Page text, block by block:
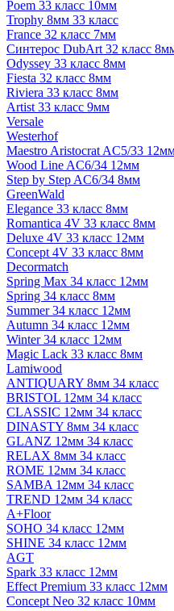
Poem 33 класс 10мм
Trophy 8мм 33 класс
France 32 класс 7мм
Синтерос DubArt 32 класс
Odyssey 33 класс 8мм
Fiesta 32 класс 8мм
Riviera 33 класс 8мм
Artist 33 класс 9мм
Versale
Westerhof
Maestro Aristocrat AC5/33
Wood Line AC6/34 12мм
Step by Step AC6/34 8мм
GreenWald
Elegance 33 класс 8мм
Romantica 4V 33 класс 8мм
Deluxe 4V 33 класс 12мм
Concept 4V 33 класс 8мм
Decormatch
Spring Max 34 класс 12мм
Spring 34 класс 8мм
Summer 34 класс 12мм
Autumn 34 класс 12мм
Winter 34 класс 12мм
Magic Lack 33 класс 8мм
Lamiwood
ANTIQUARY 8мм 34 класс
BRISTOL 12мм 34 класс
CLASSIC 12мм 34 класс
DINASTY 8мм 34 класс
GLANZ 12мм 34 класс
RELAX 8мм 34 класс
ROME 12мм 34 класс
SAMBA 12мм 34 класс
TREND 12мм 34 класс
A+Floor
SOHO 34 класс 12мм
SHINE 34 класс 12мм
AGT
Spark 33 класс 12мм
Effect Premium 33 класс 12мм
Concept Neo 32 класс 10мм